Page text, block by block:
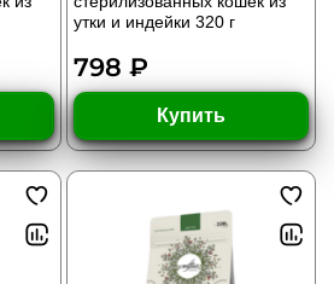
утки и индейки 320 г
798 ₽
Купить